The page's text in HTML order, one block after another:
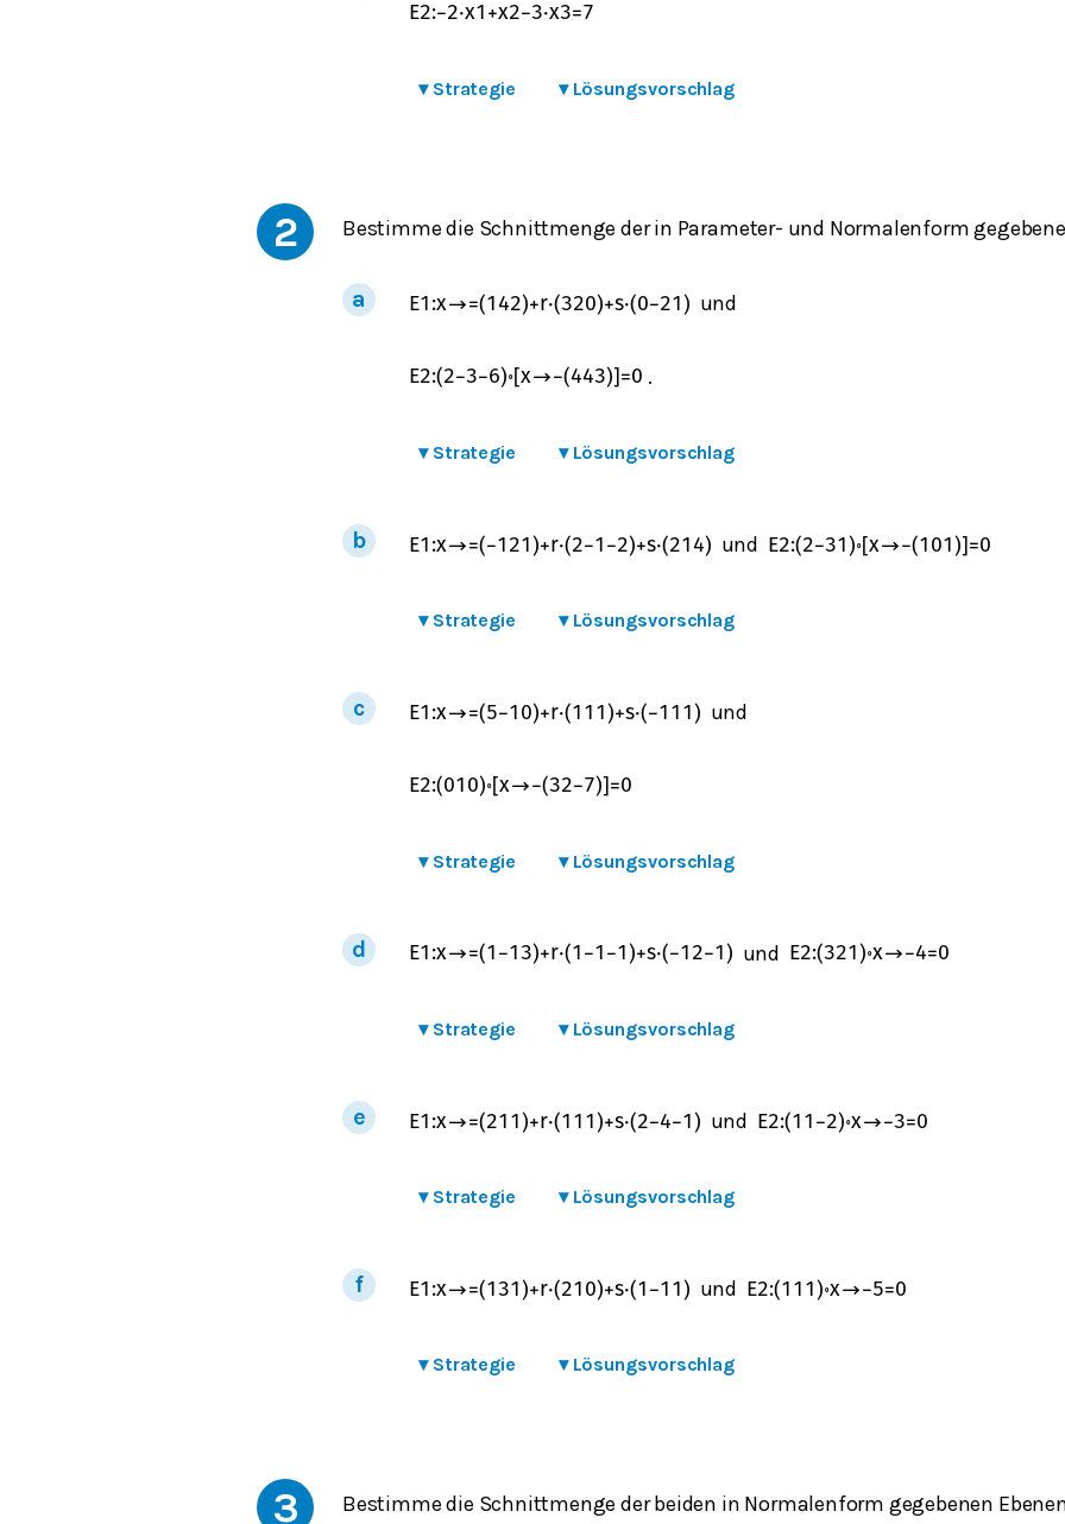
E2:−2⋅x1 +x2−3⋅x3=7
▾ Strategie ▾ Lösungsvorschlag
2 Bestimme die Schnittmenge der in Parameter- und Normalenform
E1 :x→=(1 42)+r⋅(320)+s⋅(0−21 ) und
E2:(2−3−6)∘ x→−(443) =0 .
▾ Strategie ▾ Lösungsvorschlag
E1 :x→=(−1 21 )+r⋅(2−1 −2)+s⋅(21 4) und E2:(2−31 )∘[x→−(1 01 )] =0
▾ Strategie ▾ Lösungsvorschlag
E1 :x→=(5−1 0)+r⋅(1 1 1 )+s⋅(−1 1 1 ) und
E2:(01 0)∘[x→−(32−7)] =0
▾ Strategie ▾ Lösungsvorschlag
E1 :x→=(1 −1 3)+r⋅(1 −1 −1 )+s⋅(−1 2−1 ) und E2:(321 )∘x→−4=0
▾ Strategie ▾ Lösungsvorschlag
E1 :x→=(21 1 )+r⋅(1 1 1 )+s⋅(2−4−1 ) und E2:(1 1 −2)∘x→−3=0
▾ Strategie ▾ Lösungsvorschlag
E1 :x→=(1 31 )+r⋅(21 0)+s⋅(1 −1 1 ) und E2:(1 1 1 )∘x→−5=0
▾ Strategie ▾ Lösungsvorschlag
3 Bestimme die Schnittmenge der beiden in Normalenform gegebenen